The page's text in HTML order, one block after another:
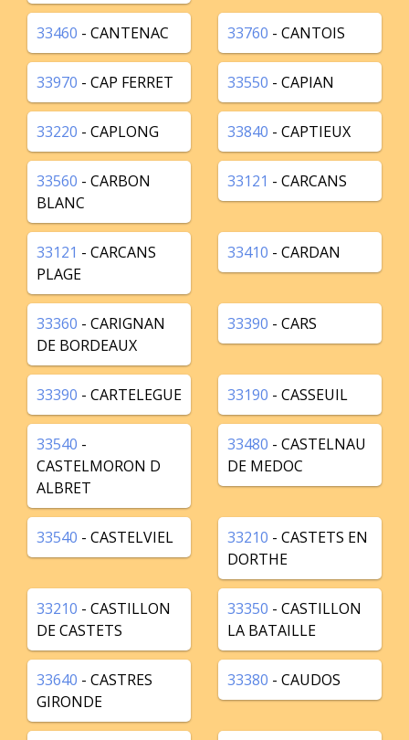
33460 - CANTENAC 33760 - CANTOIS
33970 - CAP FERRET 33550 - CAPIAN
33220 - CAPLONG 33840 - CAPTIEUX
33560 - CARBON
BLANC
33121 - CARCANS
33121 - CARCANS
PLAGE
33410 - CARDAN
33360 - CARIGNAN
DE BORDEAUX
33390 - CARS
33390 - CARTELEGUE 33190 - CASSEUIL
33540 -
CASTELMORON D
ALBRET
33480 - CASTELNAU
DE MEDOC
33540 - CASTELVIEL 33210 - CASTETS EN
DORTHE
33210 - CASTILLON
DE CASTETS
33350 - CASTILLON
LA BATAILLE
33640 - CASTRES
GIRONDE
33380 - CAUDOS